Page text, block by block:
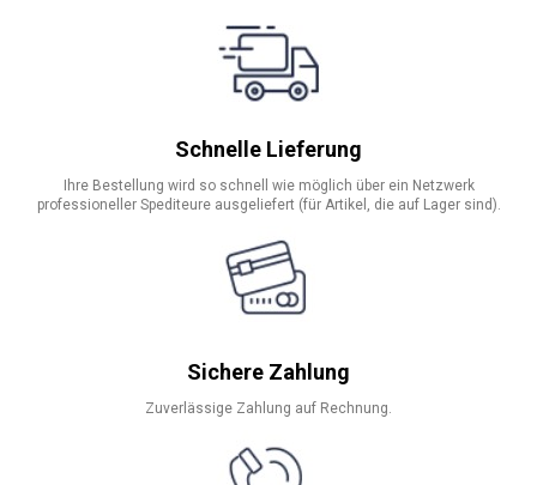
Schnelle Lieferung
Ihre Bestellung wird so schnell wie möglich über ein Netzwerk
professioneller Spediteure ausgeliefert (für Artikel, die auf Lager sind).
Sichere Zahlung
Zuverlässige Zahlung auf Rechnung.